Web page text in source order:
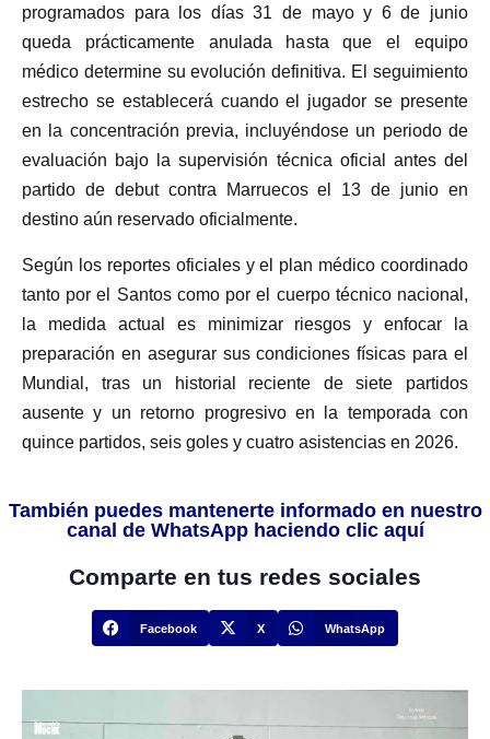
programados para los días 31 de mayo y 6 de junio
queda prácticamente anulada hasta que el equipo
médico determine su evolución definitiva. El seguimiento
estrecho se establecerá cuando el jugador se presente
en la concentración previa, incluyéndose un periodo de
evaluación bajo la supervisión técnica oficial antes del
partido de debut contra Marruecos el 13 de junio en
destino aún reservado oficialmente.
Según los reportes oficiales y el plan médico coordinado
tanto por el Santos como por el cuerpo técnico nacional,
la medida actual es minimizar riesgos y enfocar la
preparación en asegurar sus condiciones físicas para el
Mundial, tras un historial reciente de siete partidos
ausente y un retorno progresivo en la temporada con
quince partidos, seis goles y cuatro asistencias en 2026.
También puedes mantenerte informado en nuestro
canal de WhatsApp haciendo clic aquí
Comparte en tus redes sociales
Facebook X WhatsApp